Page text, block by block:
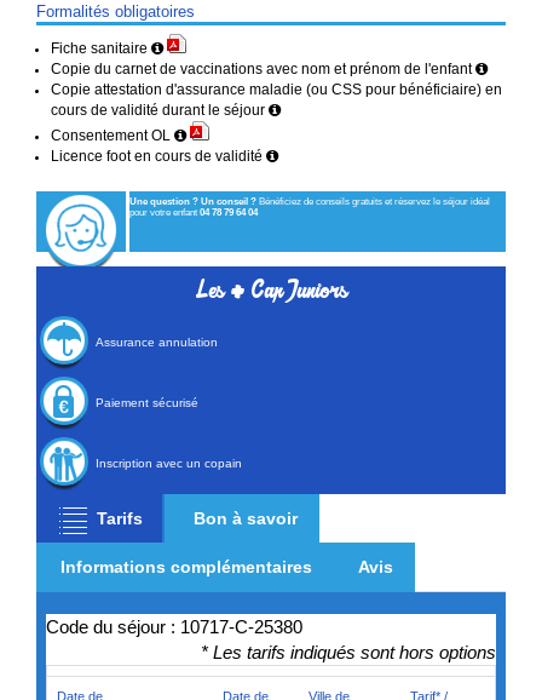
Formalités obligatoires
Fiche sanitaire
Copie du carnet de vaccinations avec nom et prénom de l'enfant
Copie attestation d'assurance maladie (ou CSS pour bénéficiaire) en
cours de validité durant le séjour
Consentement OL
Licence foot en cours de validité
Une question ? Un conseil ? Bénéficiez de conseils gratuits et réservez le séjour idéal
pour votre enfant 04 78 79 64 04
Les+Cap Juniors
Assurance annulation
Paiement sécurisé
Inscription avec un copain
Tarifs Bon à savoir
Informations complémentaires Avis
Code du séjour : 10717-C-25380
* Les tarifs indiqués sont hors options
Date de
Date de
Ville de
Tarif* /